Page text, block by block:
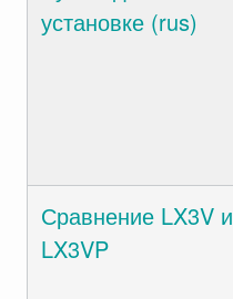
установке (rus)
Сравнение LX3V и
LX3VP